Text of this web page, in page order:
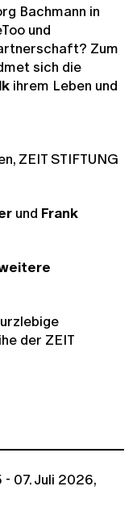
Bachmann in
und
Zum
sich die
ihrem Leben und
ZEIT STIFTUNG
und Frank
der ZEIT
07. Juli 2026,